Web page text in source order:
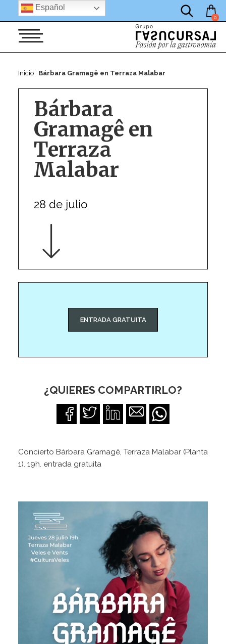
contenido
0
Inicio · Bárbara Gramagê en Terraza Malabar
Bárbara
Gramagê en
Terraza
Malabar
28 de julio
ENTRADA GRATUITA
¿QUIERES COMPARTIRLO?
Concierto Bárbara Gramagê, Terraza Malabar (Planta
1). 19h. entrada gratuita
Español